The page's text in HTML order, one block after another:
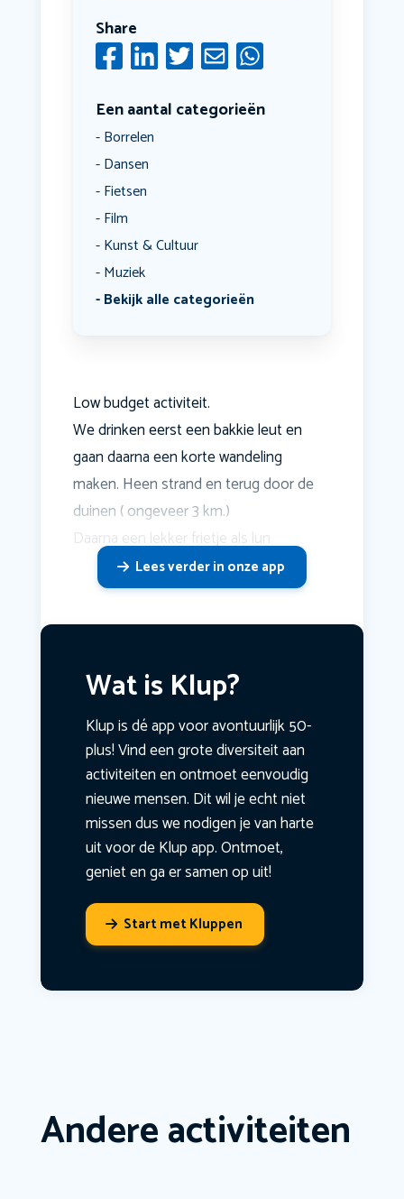
Share
Een aantal categorieën
Borrelen
Dansen
Fietsen
Film
Kunst & Cultuur
Muziek
Bekijk alle categorieën
Low budget activiteit.
We drinken eerst een bakkie leut en
gaan daarna een korte wandeling
maken. Heen strand en terug door de
duinen ( ongeveer 3 km.)
Daarna een lekker frietje als lun
Lees verder in onze app
Wat is Klup?
Klup is dé app voor avontuurlijk 50-
plus! Vind een grote diversiteit aan
activiteiten en ontmoet eenvoudig
nieuwe mensen. Dit wil je echt niet
missen dus we nodigen je van harte
uit voor de Klup app. Ontmoet,
geniet en ga er samen op uit!
Start met Kluppen
Andere activiteiten